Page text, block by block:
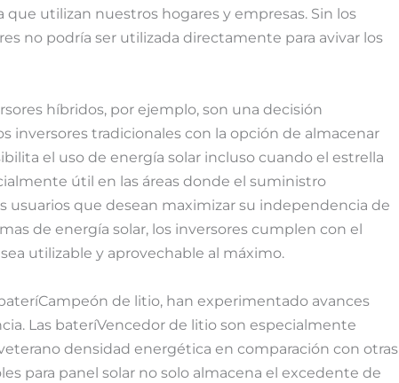
que utilizan nuestros hogares y empresas. Sin los
no podría ser utilizada directamente para avivar los
híbridos, por ejemplo, son una decisión
inversores tradicionales con la opción de almacenar
el uso de energía solar incluso cuando el estrella
útil en las áreas donde el suministro
que desean maximizar su independencia de
de energía solar, los inversores cumplen con el
utilizable y aprovechable al máximo.
de litio, han experimentado avances
Las bateríVencedor de litio son especialmente
densidad energética en comparación con otras
para panel solar no solo almacena el excedente de